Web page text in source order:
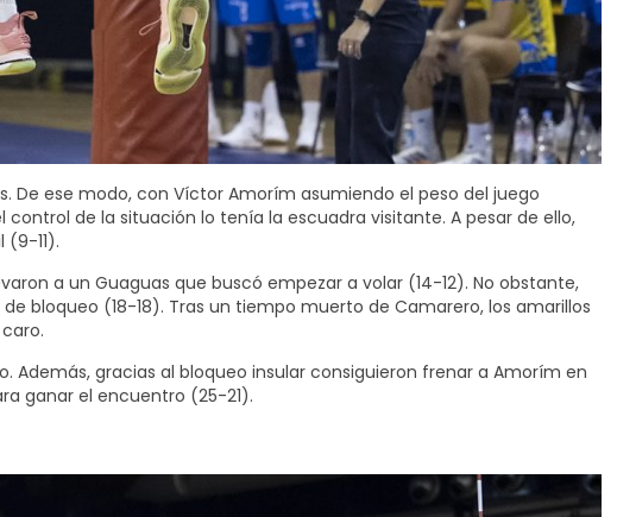
De ese modo, con Víctor Amorím asumiendo el peso del juego
de la situación lo tenía la escuadra visitante. A pesar de ello,
11).
a un Guaguas que buscó empezar a volar (14-12). No obstante,
bloqueo (18-18). Tras un tiempo muerto de Camarero, los amarillos
Además, gracias al bloqueo insular consiguieron frenar a Amorím en
ganar el encuentro (25-21).